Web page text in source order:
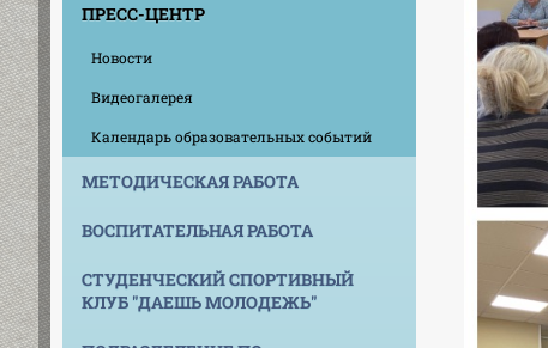
ПРЕСС-ЦЕНТР
Новости
Видеогалерея
Календарь образовательных событий
МЕТОДИЧЕСКАЯ РАБОТА
ВОСПИТАТЕЛЬНАЯ РАБОТА
СТУДЕНЧЕСКИЙ СПОРТИВНЫЙ
КЛУБ "ДАЕШЬ МОЛОДЕЖЬ"